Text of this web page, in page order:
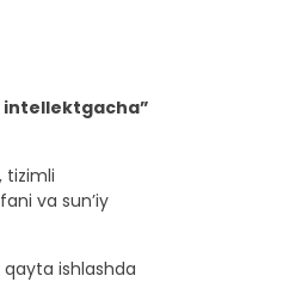
intellektgacha”
tizimli
va sunʼiy
ishlashda